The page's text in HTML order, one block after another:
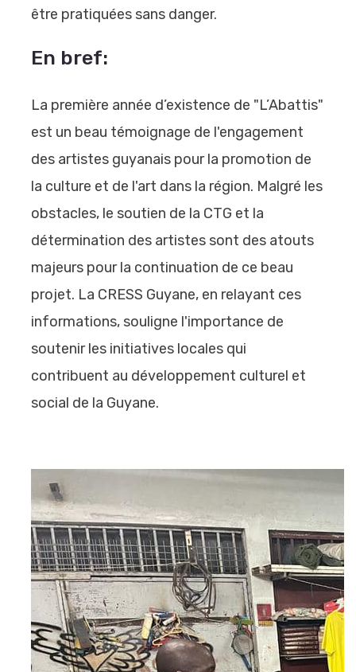
être pratiquées sans danger.
En bref:
La première année d’existence de "L’Abattis"
est un beau témoignage de l'engagement
des artistes guyanais pour la promotion de
la culture et de l'art dans la région. Malgré les
obstacles, le soutien de la CTG et la
détermination des artistes sont des atouts
majeurs pour la continuation de ce beau
projet. La CRESS Guyane, en relayant ces
informations, souligne l'importance de
soutenir les initiatives locales qui
contribuent au développement culturel et
social de la Guyane.